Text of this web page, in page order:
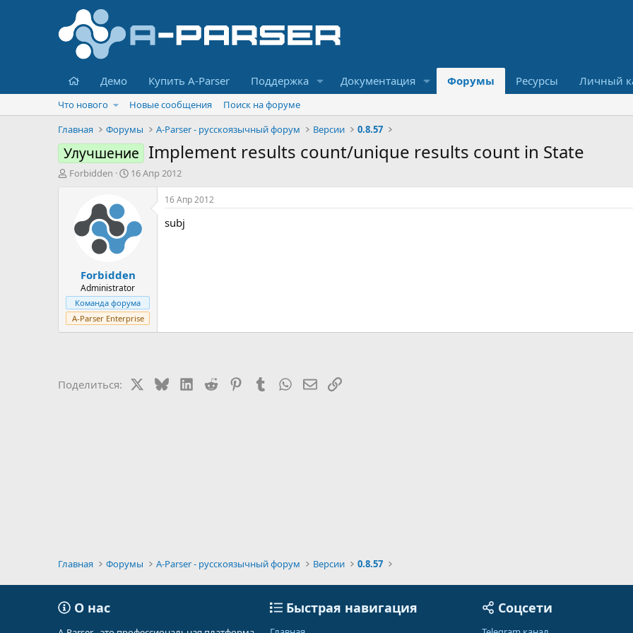
Главная
Демо Купить A-Parser Поддержка Документация Форумы Ресурсы Личный
Что нового Новые сообщения
Поиск на форуме
Главная
Форумы A-Parser - русскоязычный форум Версии 0.8.57
Улучшение Implement results count/unique results count in State
А
Forbidden
Д
н
а
л
а
16 Апр 2012
Forbidden
Administrator
Команда форума
A-Parser Enterprise
16 Апр 2012
subj
Поделиться: BlueskyLinkedIn
Reddit PinterestTumblrWhatsAppЭлектронная почта
Ссылка
Главная Форумы A-Parser - русскоязычный форум Версии 0.8.57
О нас Быстрая навигация Соцсети